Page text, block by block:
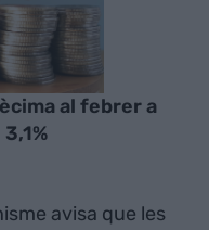
al febrer a
avisa que les